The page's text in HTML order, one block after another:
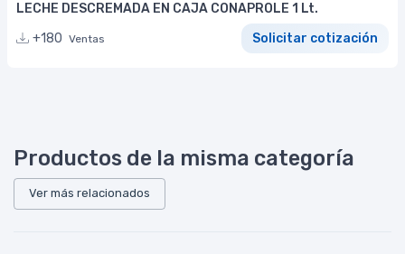
LECHE DESCREMADA EN CAJA CONAPROLE 1 Lt.
+180 Ventas Solicitar cotización
Productos de la misma categoría
Ver más relacionados